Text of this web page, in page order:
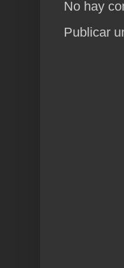
No hay
Publicar